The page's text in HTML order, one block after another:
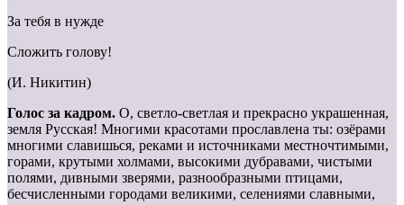
За тебя в нужде
Сложить голову!
(И. Никитин)
Голос за кадром. О, светло-светлая и прекрасно украшенная,
земля Русская! Многими красотами прославлена ты: озёрами
многими славишься, реками и источниками местночтимыми,
горами, крутыми холмами, высокими дубравами, чистыми
полями, дивными зверями, разнообразными птицами,
бесчисленными городами великими, селениями славными,